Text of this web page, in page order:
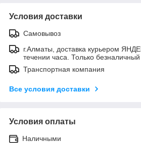
Условия доставки
Самовывоз
г.Алматы, доставка курьером
течении часа. Только безналичный
Транспортная компания
Все условия доставки
Условия оплаты
Наличными